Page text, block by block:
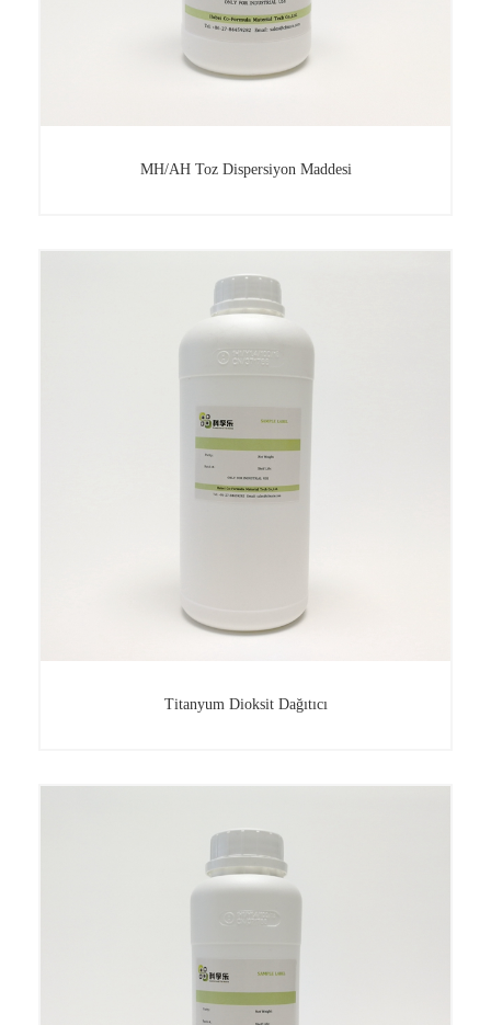
MH/AH Toz Dispersiyon Maddesi
MH/AH Toz Dispersiyon Maddesi
Titanyum Dioksit Dağıtıcı
Titanyum Dioksit Dağıtıcı